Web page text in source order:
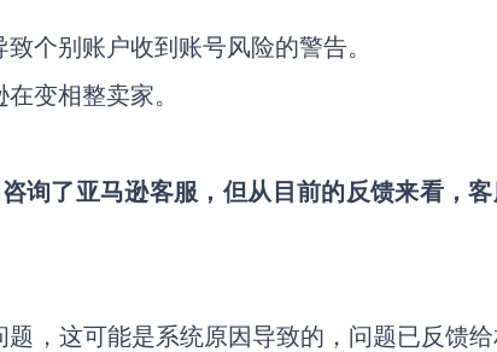
个别账户收到账号风险的警告。
变相整卖家。
询了亚马逊客服，但从目前的反馈来看，
，这可能是系统原因导致的，问题已反馈